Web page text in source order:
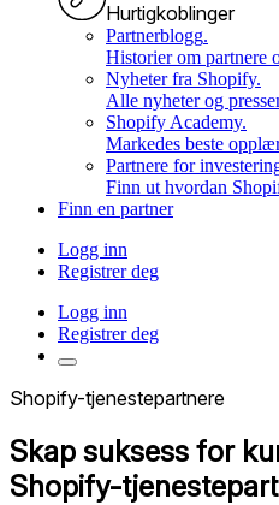
Hurtigkoblinger
Partnerblogg.
Historier om partnere
Nyheter fra Shopify.
Alle nyheter og
Shopify Academy.
Markedes beste
Partnere for
Finn ut hvordan
Finn en partner
Logg inn
Registrer deg
Logg inn
Registrer deg
Shopify-tjenestepartnere
Skap suksess for
Shopify-